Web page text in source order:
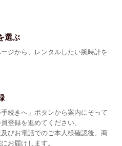
選ぶ
ジから、レンタルしたい腕時計を
手続きへ」ボタンから案内にそって
登録を進めてください。
及びお電話でのご本人様確認後、商
お届けします。